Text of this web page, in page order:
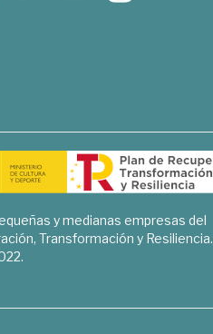
y medianas empresas del
Transformación y Resiliencia.